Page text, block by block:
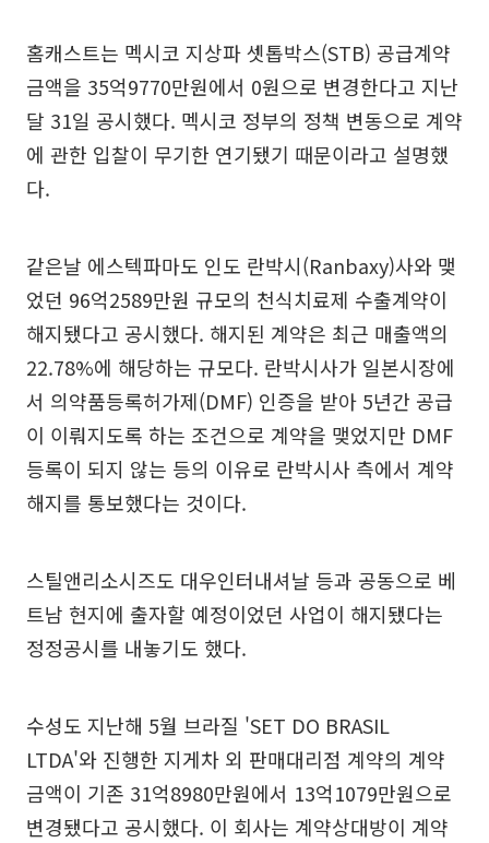
홈캐스트는 멕시코 지상파 셋톱박스(STB) 공급계약
금액을 35억9770만원에서 0원으로 변경한다고 지난
달 31일 공시했다. 멕시코 정부의 정책 변동으로 계약
에 관한 입찰이 무기한 연기됐기 때문이라고 설명했
다.
같은날 에스텍파마도 인도 란박시(Ranbaxy)사와 맺
었던 96억2589만원 규모의 천식치료제 수출계약이
해지됐다고 공시했다. 해지된 계약은 최근 매출액의
22.78%에 해당하는 규모다. 란박시사가 일본시장에
서 의약품등록허가제(DMF) 인증을 받아 5년간 공급
이 이뤄지도록 하는 조건으로 계약을 맺었지만 DMF
등록이 되지 않는 등의 이유로 란박시사 측에서 계약
해지를 통보했다는 것이다.
스틸앤리소시즈도 대우인터내셔날 등과 공동으로 베
트남 현지에 출자할 예정이었던 사업이 해지됐다는
정정공시를 내놓기도 했다.
수성도 지난해 5월 브라질 'SET DO BRASIL
LTDA'와 진행한 지게차 외 판매대리점 계약의 계약
금액이 기존 31억8980만원에서 13억1079만원으로
변경됐다고 공시했다. 이 회사는 계약상대방이 계약